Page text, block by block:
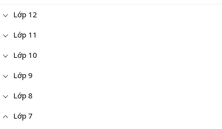
Lớp 12
Lớp 11
Lớp 10
Lớp 9
Lớp 8
Lớp 7